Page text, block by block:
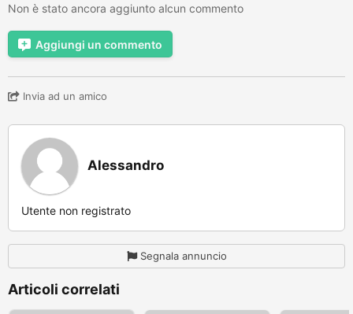
Non è stato ancora aggiunto alcun commento
Aggiungi un commento
Invia ad un amico
Alessandro
Utente non registrato
Segnala annuncio
Articoli correlati